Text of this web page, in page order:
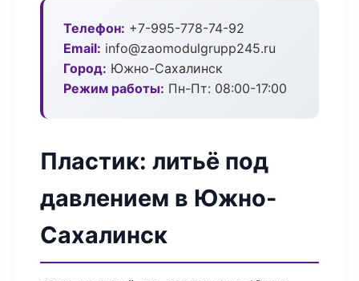
Телефон: +7-995-778-74-92
Email: info@zaomodulgrupp245.ru
Город: Южно-Сахалинск
Режим работы: Пн-Пт: 08:00-17:00
Пластик: литьё под
давлением в Южно-
Сахалинск